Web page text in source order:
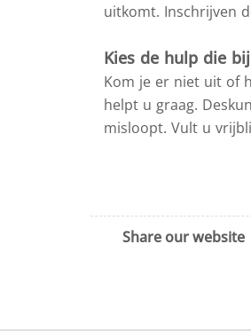
uitkomt. Inschrijven
Kies de hulp die
Kom je er niet uit of
helpt u graag.
misloopt. Vult u
Share our website